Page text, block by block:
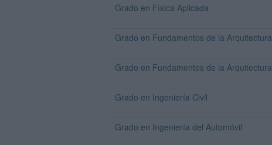
Grado en Física Aplicada
Grado en Fundamentos de la Arquitectura
Grado en Fundamentos de la Arquitectura
Grado en Ingeniería Civil
Grado en Ingeniería del Automóvil